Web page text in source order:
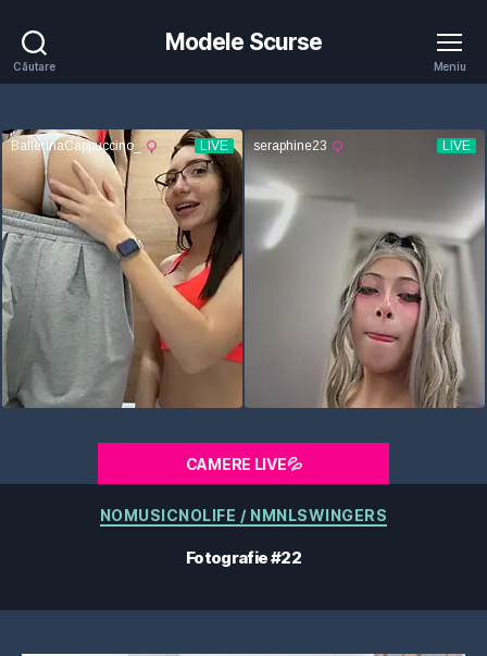
Căutare
Modele Scurse
Meniu
CAMERE LIVE💦
Categorii
NOMUSICNOLIFE / NMNLSWINGERS
Fotografie #22